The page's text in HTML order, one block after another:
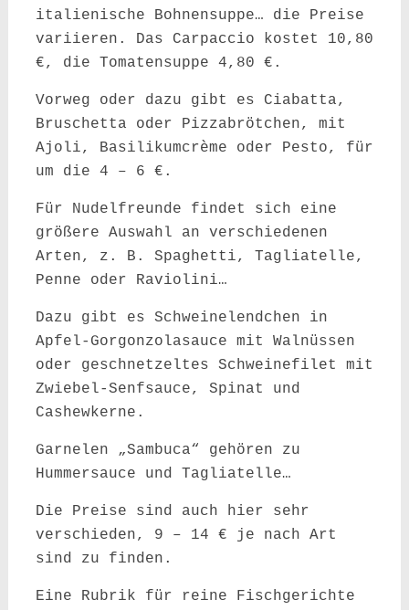
italienische Bohnensuppe… die Preise
variieren. Das Carpaccio kostet 10,80
€, die Tomatensuppe 4,80 €.
Vorweg oder dazu gibt es Ciabatta,
Bruschetta oder Pizzabrötchen, mit
Ajoli, Basilikumcrème oder Pesto, für
um die 4 – 6 €.
Für Nudelfreunde findet sich eine
größere Auswahl an verschiedenen
Arten, z. B. Spaghetti, Tagliatelle,
Penne oder Raviolini…
Dazu gibt es Schweinelendchen in
Apfel-Gorgonzolasauce mit Walnüssen
oder geschnetzeltes Schweinefilet mit
Zwiebel-Senfsauce, Spinat und
Cashewkerne.
Garnelen „Sambuca“ gehören zu
Hummersauce und Tagliatelle…
Die Preise sind auch hier sehr
verschieden, 9 – 14 € je nach Art
sind zu finden.
Eine Rubrik für reine Fischgerichte